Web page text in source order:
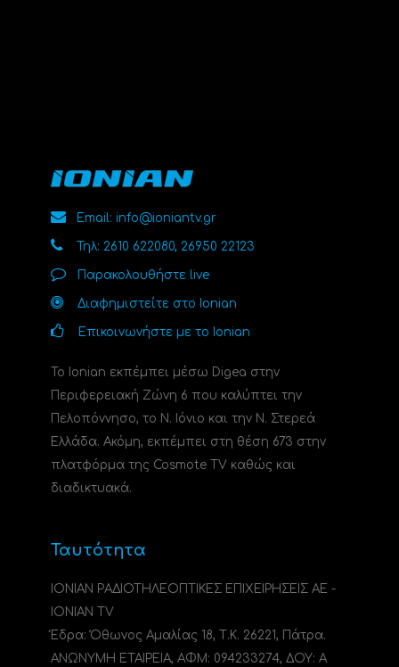
Email: info@ioniantv.gr
Τηλ: 2610 622080, 26950 22123
Παρακολουθήστε live
Διαφημιστείτε στο Ionian
Επικοινωνήστε με το Ionian
Το Ionian εκπέμπει μέσω Digea στην
Περιφερειακή Ζώνη 6 που καλύπτει την
Πελοπόννησο, το N. Ιόνιο και την Ν. Στερεά
Ελλάδα. Ακόμη, εκπέμπει στη θέση 673 στην
πλατφόρμα της Cosmote TV καθώς και
διαδικτυακά.
Ταυτότητα
ΙΟΝΙΑΝ ΡΑΔΙΟΤΗΛΕΟΠΤΙΚΕΣ ΕΠΙΧΕΙΡΗΣΕΙΣ ΑΕ -
IONIAN TV
Έδρα: Όθωνος Αμαλίας 18, Τ.Κ. 26221, Πάτρα.
ΑΝΩΝΥΜΗ ΕΤΑΙΡΕΙΑ, ΑΦΜ: 094233274, ΔΟΥ: A